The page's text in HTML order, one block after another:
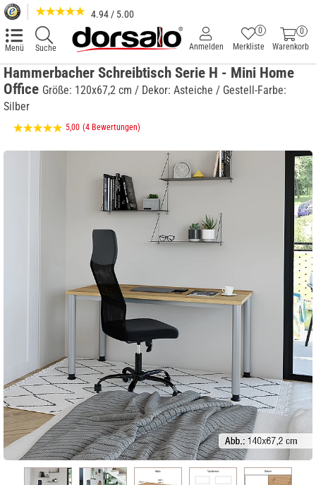
4.94 / 5.00
Menü Suche
0
Warenkorb
Merkliste
0
Anmelden
Hammerbacher Schreibtisch Serie H - Mini Home
Office Größe: 120x67,2 cm / Dekor: Asteiche / Gestell-Farbe:
Silber
5,00 (4 Bewertungen)